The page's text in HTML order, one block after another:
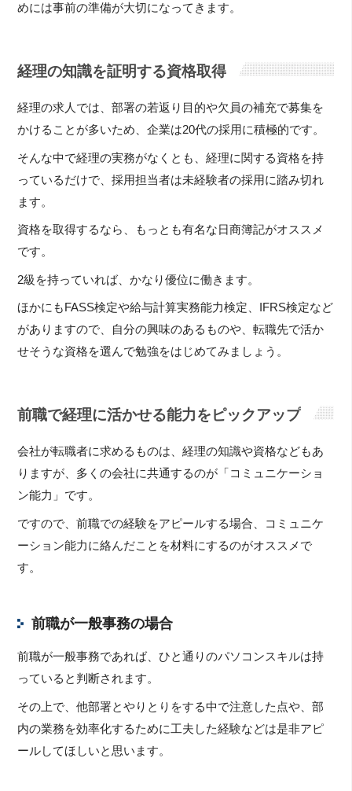
めには事前の準備が大切になってきます。
経理の知識を証明する資格取得
経理の求人では、部署の若返り目的や欠員の補充で募集を
かけることが多いため、企業は20代の採用に積極的です。
そんな中で経理の実務がなくとも、経理に関する資格を持
っているだけで、採用担当者は未経験者の採用に踏み切れ
ます。
資格を取得するなら、もっとも有名な日商簿記がオススメ
です。
2級を持っていれば、かなり優位に働きます。
ほかにもFASS検定や給与計算実務能力検定、IFRS検定など
がありますので、自分の興味のあるものや、転職先で活か
せそうな資格を選んで勉強をはじめてみましょう。
前職で経理に活かせる能力をピックアップ
会社が転職者に求めるものは、経理の知識や資格などもあ
りますが、多くの会社に共通するのが「コミュニケーショ
ン能力」です。
ですので、前職での経験をアピールする場合、コミュニケ
ーション能力に絡んだことを材料にするのがオススメで
す。
前職が一般事務の場合
前職が一般事務であれば、ひと通りのパソコンスキルは持
っていると判断されます。
その上で、他部署とやりとりをする中で注意した点や、部
内の業務を効率化するために工夫した経験などは是非アピ
ールしてほしいと思います。